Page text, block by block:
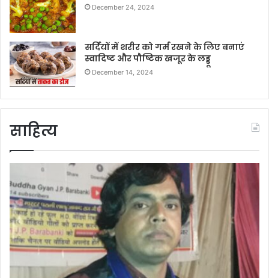
December 24, 2024
सर्दियों में शरीर को गर्म रखने के लिए बनाएं
स्वादिष्ट और पौष्टिक खजूर के लड्डू
December 14, 2024
साहित्य